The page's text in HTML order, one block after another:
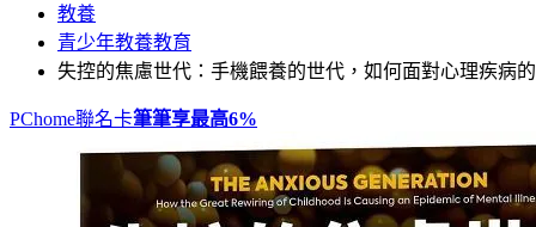
教養
青少年教養教育
失控的焦慮世代：手機餵養的世代，如何面對心理疾病
PChome聯名卡筆筆享最高6%